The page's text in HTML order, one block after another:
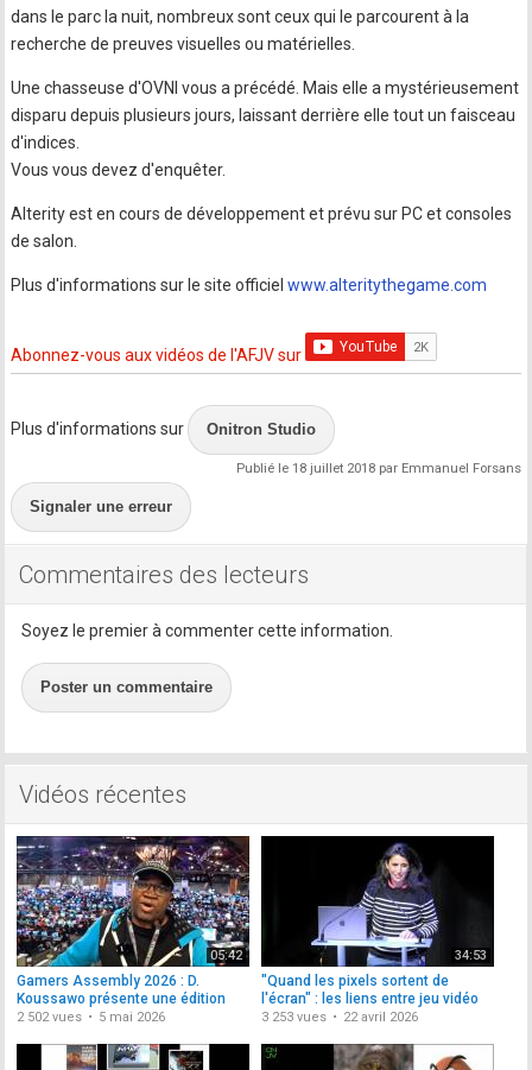
dans le parc la nuit, nombreux sont ceux qui le parcourent à la
recherche de preuves visuelles ou matérielles.
Une chasseuse d'OVNI vous a précédé. Mais elle a mystérieusement
disparu depuis plusieurs jours, laissant derrière elle tout un faisceau
d'indices.
Vous vous devez d'enquêter.
Alterity est en cours de développement et prévu sur PC et consoles
de salon.
Plus d'informations sur le site officielwww.alteritythegame.com
Abonnez-vous aux vidéos de l'AFJV sur
Plus d'informations sur Onitron Studio
Publié le 18 juillet 2018 par Emmanuel Forsans
Signaler une erreur
Commentaires des lecteurs
Soyez le premier à commenter cette information.
Poster un commentaire
Vidéos récentes
05:42
Gamers Assembly 2026 : D.
Koussawo présente une édition
repensée
2 502 vues 5 mai 2026
34:53
"Quand les pixels sortent de
l'écran" : les liens entre jeu vidéo
et cinéma
3 253 vues 22 avril 2026